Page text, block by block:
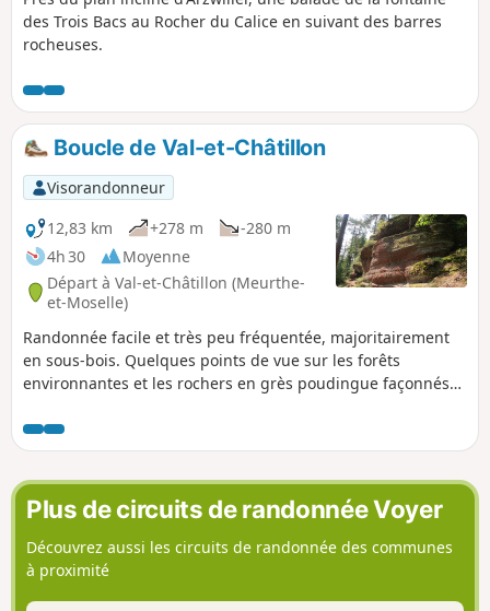
des Trois Bacs au Rocher du Calice en suivant des barres
rocheuses.
Boucle de Val-et-Châtillon
Visorandonneur
12,83 km
+278 m
-280 m
4h 30
Moyenne
Départ à Val-et-Châtillon (Meurthe-
et-Moselle)
Randonnée facile et très peu fréquentée, majoritairement
en sous-bois. Quelques points de vue sur les forêts
environnantes et les rochers en grès poudingue façonnés
Roches d'Achiffet.
Plus de circuits de randonnée Voyer
Découvrez aussi les circuits de randonnée des communes
à proximité